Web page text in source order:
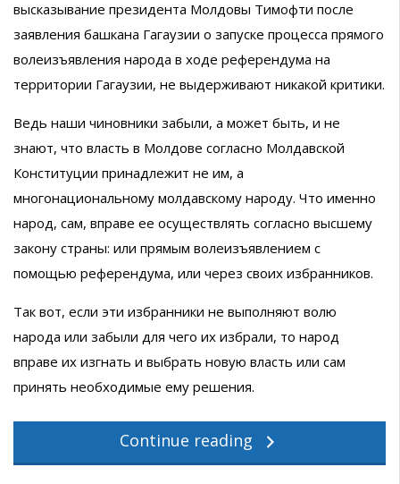
высказывание президента Молдовы Тимофти после
заявления башкана Гагаузии о запуске процесса прямого
волеизъявления народа в ходе референдума на
территории Гагаузии, не выдерживают никакой критики.
Ведь наши чиновники забыли, а может быть, и не
знают, что власть в Молдове согласно Молдавской
Конституции принадлежит не им, а
многонациональному молдавскому народу. Что именно
народ, сам, вправе ее осуществлять согласно высшему
закону страны: или прямым волеизъявлением с
помощью референдума, или через своих избранников.
Так вот, если эти избранники не выполняют волю
народа или забыли для чего их избрали, то народ
вправе их изгнать и выбрать новую власть или сам
принять необходимые ему решения.
Continue reading